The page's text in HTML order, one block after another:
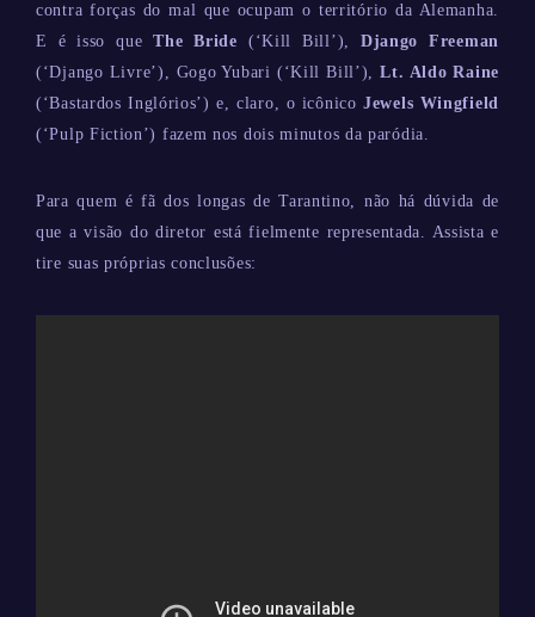
contra forças do mal que ocupam o território da Alemanha.
E é isso queThe Bride (‘Kill Bill’), Django Freeman
(‘Django Livre’), Gogo Yubari (‘Kill Bill’),Lt. Aldo Raine
(‘Bastardos Inglórios’) e, claro, o icônicoJewels Wingfield
(‘Pulp Fiction’) fazem nos dois minutos da paródia.
Para quem é fã dos longas de Tarantino, não há dúvida de
que a visão do diretor está fielmente representada. Assista e
tire suas próprias conclusões: